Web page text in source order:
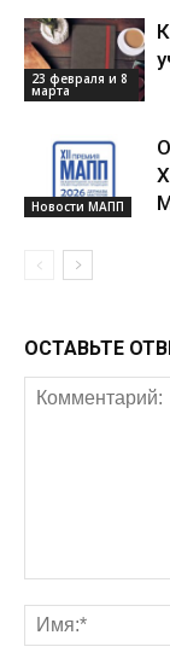
23 февраля и 8
марта
Новости МАПП
ОСТАВЬТЕ